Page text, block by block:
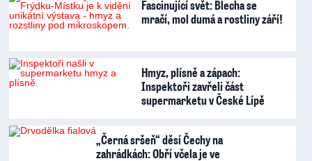
Fascinující svět: Blecha se
mračí, mol dumá a rostliny září!
Hmyz, plísně a zápach:
Inspektoři zavřeli část
supermarketu v České Lípě
„Černá sršeň“ děsí Čechy na
zahrádkách: Obří včela je ve